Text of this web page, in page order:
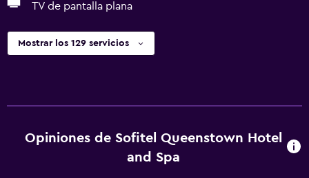
TV de pantalla plana
Mostrar los 129 servicios
Opiniones de Sofitel Queenstown Hotel
and Spa